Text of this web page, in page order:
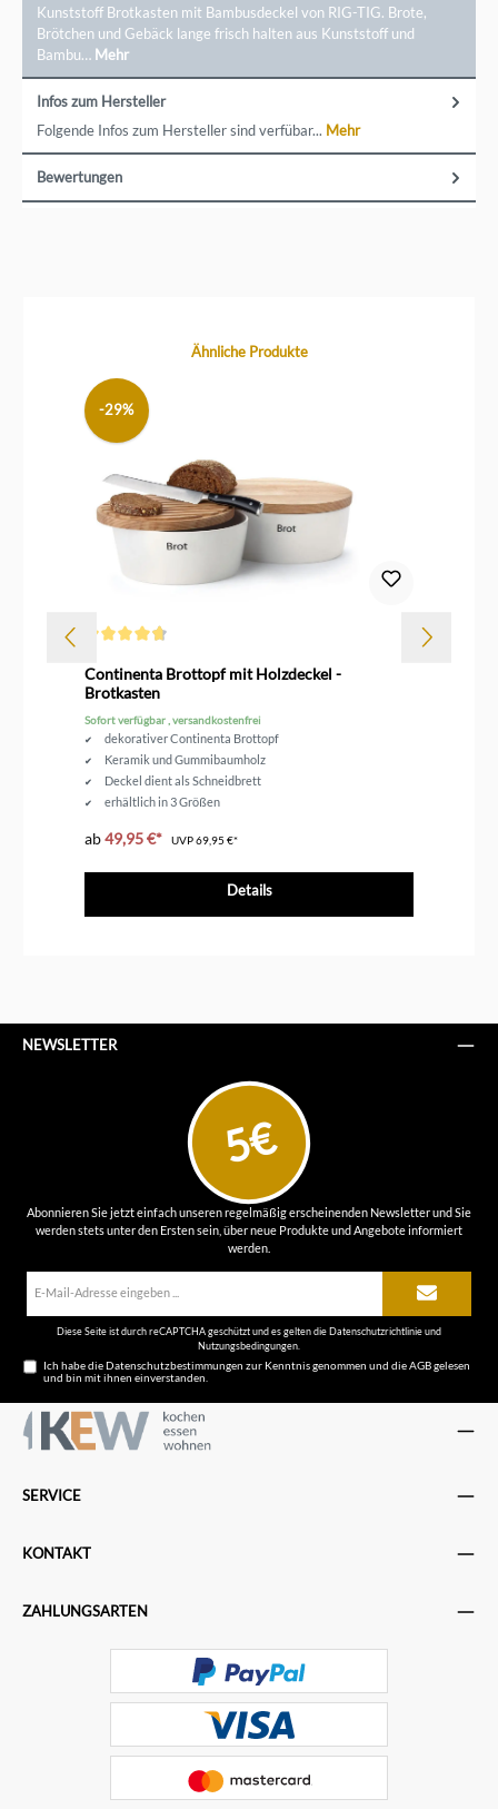
Kunststoff Brotkasten mit Bambusdeckel von RIG-TIG. Brote,
Brötchen und Gebäck lange frisch halten aus Kunststoff und
Bambu… Mehr
Infos zum Hersteller
Folgende Infos zum Hersteller sind verfübar... Mehr
Bewertungen
Produktgalerie überspringenÄhnliche Produkte
-29%
Continenta Brottopf mit Holzdeckel -
Brotkasten
Sofort verfügbar , versandkostenfrei
dekorativer Continenta Brottopf
Keramik und Gummibaumholz
Deckel dient als Schneidbrett
erhältlich in 3 Größen
ab49,95 €* UVP69,95 €*
Details
NEWSLETTER
5€
Abonnieren Sie jetzt einfach unseren regelmäßig erscheinenden Newsletter und Sie
werden stets unter den Ersten sein, über neue Produkte und Angebote informiert
werden.
Diese Seite ist durch reCAPTCHA geschützt und es gelten dieDatenschutzrichtlinieund
Nutzungsbedingungen
Ich habe dieDatenschutzbestimmungen zur Kenntnis genommen und dieAGBgelesen
und bin mit ihnen einverstanden.
SERVICE
KONTAKT
ZAHLUNGSARTEN